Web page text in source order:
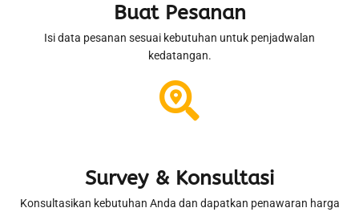
Buat Pesanan
Isi data pesanan sesuai kebutuhan untuk penjadwalan
kedatangan.
Survey & Konsultasi
Konsultasikan kebutuhan Anda dan dapatkan penawaran harga